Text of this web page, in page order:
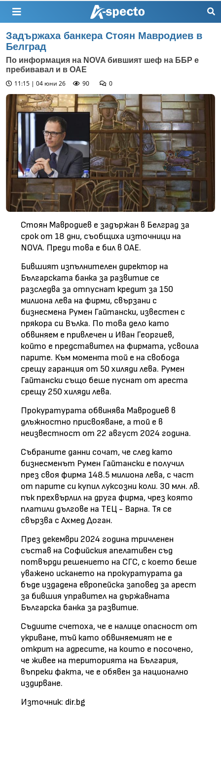
Задържаха банкера Стоян Мавродиев в
Белград
По информация на NOVA бившият шеф на ББР е
пребивавал и в ОАЕ
11:15 | 04 юни 26
90 0
Стоян Мавродиев е задържан в Белград за
срок от 18 дни, съобщиха източници на
NOVA. Преди това е бил в ОАЕ.
Бившият изпълнителен директор на
Българската банка за развитие се
разследва за отпуснат кредит за 150
милиона лева на фирми, свързани с
бизнесмена Румен Гайтански, известен с
прякора си Вълка. По това дело като
обвиняем е привлечен и Иван Георгиев,
който е представител на фирмата, усвоила
парите. Към момента той е на свобода
срещу гаранция от 50 хиляди лева. Румен
Гайтански също беше пуснат от ареста
срещу 250 хиляди лева.
Прокуратурата обвинява Мавродиев в
длъжностно присвояване, а той е в
неизвестност от 22 август 2024 година.
Събраните данни сочат, че след като
бизнесменът Румен Гайтански е получил
през своя фирма 148.5 милиона лева, с част
от парите си купил луксозни коли. 30 млн. лв.
пък прехвърлил на друга фирма, чрез която
платили дългове на ТЕЦ - Варна. Тя се
свързва с Ахмед Доган.
През декември 2024 година тричленен
състав на Софийския апелативен съд
потвърди решението на СГС, с което беше
уважено искането на прокуратурата да
бъде издадена европейска заповед за арест
за бившия управител на държавната
Българска банка за развитие.
Съдиите счетоха, че е налице опасност от
укриване, тъй като обвиняемият не е
открит на адресите, на които е посочено,
че живее на територията на България,
въпреки факта, че е обявен за национално
издирване.
Източник: dir.bg